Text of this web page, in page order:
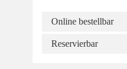
Online bestellbar
Reservierbar